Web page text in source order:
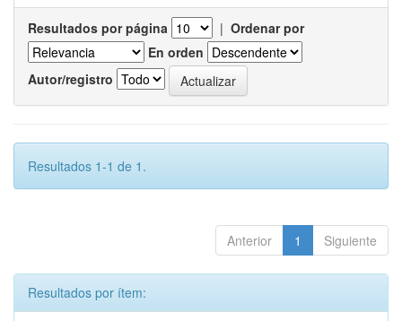
Resultados por página | Ordenar por
En orden
Autor/registro
Resultados 1-1 de 1.
Anterior 1 Siguiente
Resultados por ítem: